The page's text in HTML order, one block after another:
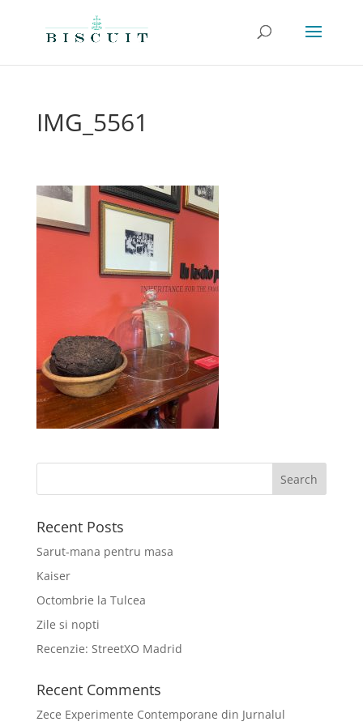
IMG_5561
Recent Posts
Sarut-mana pentru masa
Kaiser
Octombrie la Tulcea
Zile si nopti
Recenzie: StreetXO Madrid
Recent Comments
Zece Experimente Contemporane din Jurnalul